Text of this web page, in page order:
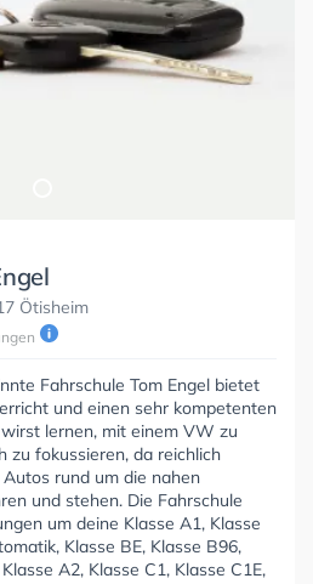
Ötisheim
Fahrschule Tom Engel bietet
und einen sehr kompetenten
lernen, mit einem VW zu
zu fokussieren, da reichlich
rund um die nahen
und stehen. Die Fahrschule
um deine Klasse A1, Klasse
Klasse BE, Klasse B96,
A2, Klasse C1, Klasse C1E,